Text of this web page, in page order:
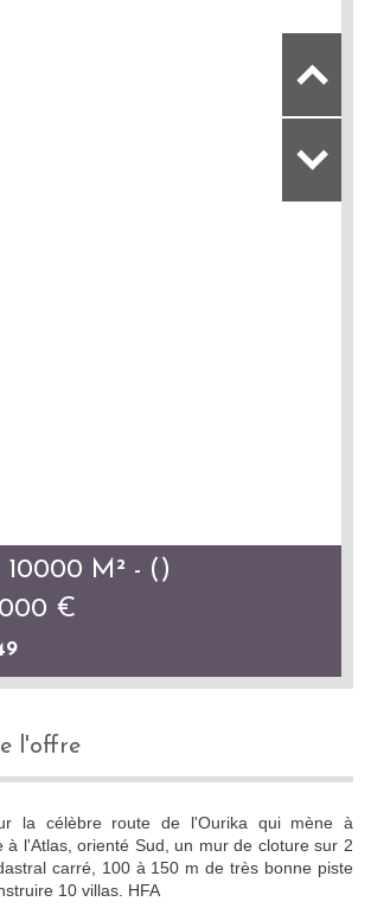
10000 M² - ()
€
l'offre
la célèbre route de l'Ourika qui mène à
à l'Atlas, orienté Sud, un mur de cloture sur 2
carré, 100 à 150 m de très bonne piste
10 villas. HFA